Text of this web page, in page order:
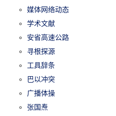
媒体网络动态
学术文献
安省高速公路
寻根探源
工具辞条
巴以冲突
广播体操
张国焘